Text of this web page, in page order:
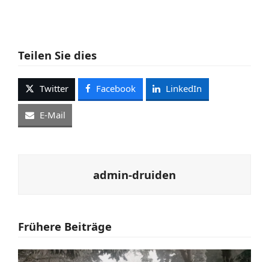
Teilen Sie dies
Twitter Facebook LinkedIn
E-Mail
admin-druiden
Frühere Beiträge